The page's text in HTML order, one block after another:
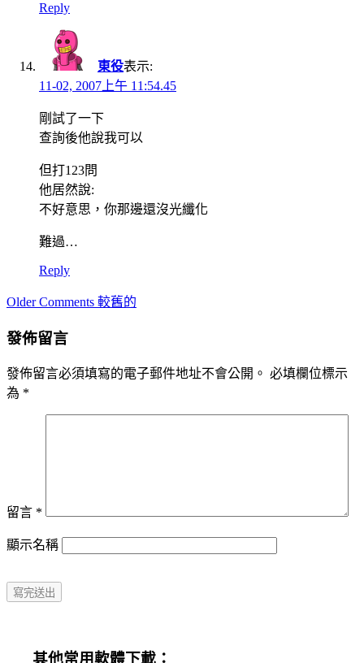
Reply
東役表示:
11-02, 2007上午 11:54.45
剛試了一下
查詢後他說我可以
但打123問
他居然說:
不好意思，你那邊還沒光纖化
難過…
Reply
Comment
Older Comments 較舊的
發佈留言
發佈留言必須填寫的電子郵件地址不會公開。 必填欄位標示
為 *
留言 *
顯示名稱
其他常用軟體下載：